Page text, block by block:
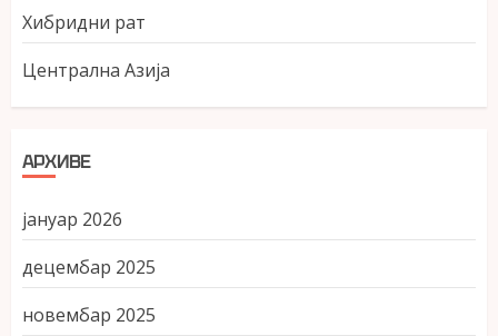
Хибридни рат
Централна Азија
АРХИВЕ
јануар 2026
децембар 2025
новембар 2025